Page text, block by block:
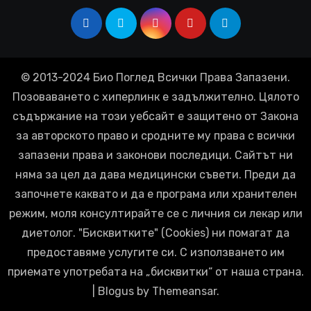
© 2013-2024 Био Поглед Всички Права Запазени.
Позоваването с хиперлинк е задължително. Цялото
съдържание на този уебсайт е защитено от Закона
за авторското право и сродните му права с всички
запазени права и законови последици. Сайтът ни
няма за цел да дава медицински съвети. Преди да
започнете каквато и да е програма или хранителен
режим, моля консултирайте се с личния си лекар или
диетолог. "Бисквитките" (Cookies) ни помагат да
предоставяме услугите си. С използването им
приемате употребата на „бисквитки“ от наша страна.
Blogusby Themeansar.